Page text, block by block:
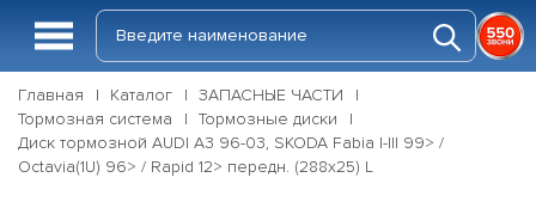
Главная Каталог
ЗАПАСНЫЕ ЧАСТИ
Тормозная система
Тормозные диски
Диск тормозной AUDI A3 96-03, SKODA Fabia I-III 99> /
Octavia(1U) 96> / Rapid 12> передн. (288x25) L